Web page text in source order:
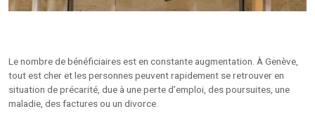
Le nombre de bénéficiaires est en constante augmentation. À Genève,
tout est cher et les personnes peuvent rapidement se retrouver en
situation de précarité, due à une perte d’emploi, des poursuites, une
maladie, des factures ou un divorce.